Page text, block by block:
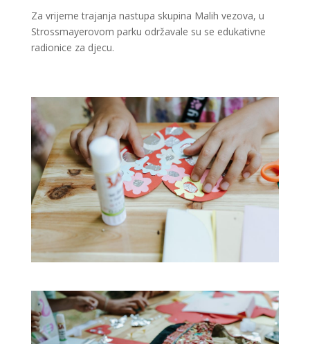
Za vrijeme trajanja nastupa skupina Malih vezova, u
Strossmayerovom parku održavale su se edukativne
radionice za djecu.